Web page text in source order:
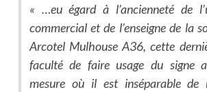
« …eu égard à l’ancienneté de
commercial et de l’enseigne de la
Arcotel Mulhouse A36, cette
faculté de faire usage du signe
mesure où il est inséparable de